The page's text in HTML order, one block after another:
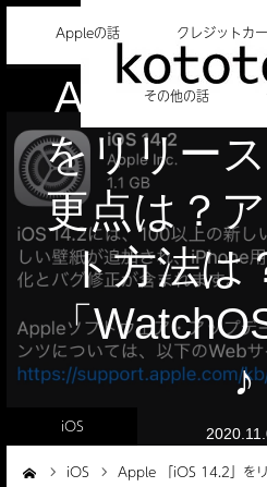
Appleの話 クレジットカ
その他の話
Apple 「
をリリー
更点は？
ト方法は
「
♪
iOS
iOS Apple 「iOS 14.2」を